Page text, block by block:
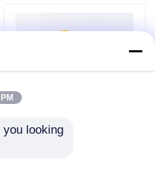
you looking